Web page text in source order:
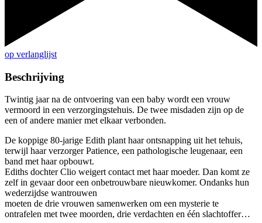
op verlanglijst
Beschrijving
Twintig jaar na de ontvoering van een baby wordt een vrouw
vermoord in een verzorgingstehuis. De twee misdaden zijn op de
een of andere manier met elkaar verbonden.
De koppige 80-jarige Edith plant haar ontsnapping uit het tehuis,
terwijl haar verzorger Patience, een pathologische leugenaar, een
band met haar opbouwt.
Ediths dochter Clio weigert contact met haar moeder. Dan komt ze
zelf in gevaar door een onbetrouwbare nieuwkomer. Ondanks hun
wederzijdse wantrouwen
moeten de drie vrouwen samenwerken om een mysterie te
ontrafelen met twee moorden, drie verdachten en één slachtoffer…